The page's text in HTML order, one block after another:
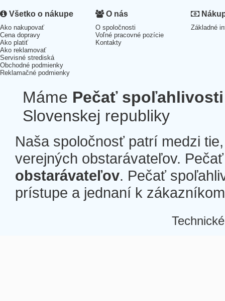
Všetko o nákupe
Ako nakupovať
Cena dopravy
Ako platiť
Ako reklamovať
Servisné strediská
Obchodné podmienky
Reklamačné podmienky
O nás
O spoločnosti
Voľné pracovné pozície
Kontakty
Základné
Máme Pečať spoľahlivosti
Slovenskej republiky
Naša spoločnosť patrí medzi
verejných obstarávateľov.
obstarávateľov. Pečať
prístupe a jednaní k